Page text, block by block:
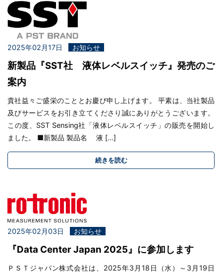
2025年02月17日 お知らせ
新製品『SST社 液体レベルスイッチ』発売のご
案内
貴社益々ご盛栄のこととお慶び申し上げます。 平素は、当社製品
及びサービスをお引き立てくださり誠にありがとうございます。
この度、SST Sensing社「液体レベルスイッチ」の販売を開始し
ました。 ■新製品 製品名 液 […]
続きを読む
2025年02月03日 お知らせ
『Data Center Japan 2025』に参加します
ＰＳＴジャパン株式会社は、2025年3月18日（水）～3月19日